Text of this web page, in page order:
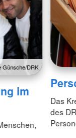
Günsche/DRK
im
Das
des